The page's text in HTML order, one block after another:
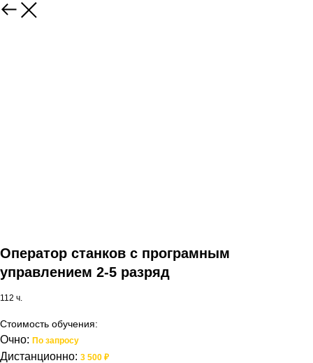
Оператор станков с програмным
управлением 2-5 разряд
112 ч.
Стоимость обучения:
Очно: По запросу
Дистанционно: 3 500 ₽